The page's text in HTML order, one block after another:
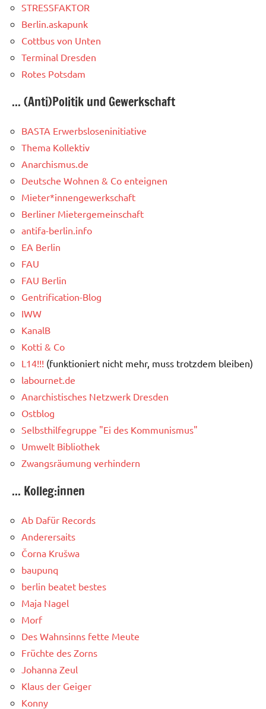
STRESSFAKTOR
Berlin.askapunk
Cottbus von Unten
Terminal Dresden
Rotes Potsdam
... (Anti)Politik und Gewerkschaft
BASTA Erwerbsloseninitiative
Thema Kollektiv
Anarchismus.de
Deutsche Wohnen & Co enteignen
Mieter*innengewerkschaft
Berliner Mietergemeinschaft
antifa-berlin.info
EA Berlin
FAU
FAU Berlin
Gentrification-Blog
IWW
KanalB
Kotti & Co
L14!!! (funktioniert nicht mehr, muss trotzdem bleiben)
labournet.de
Anarchistisches Netzwerk Dresden
Ostblog
Selbsthilfegruppe "Ei des Kommunismus"
Umwelt Bibliothek
Zwangsräumung verhindern
... Kolleg:innen
Ab Dafür Records
Anderersaits
Čorna Krušwa
baupunq
berlin beatet bestes
Maja Nagel
Morf
Des Wahnsinns fette Meute
Früchte des Zorns
Johanna Zeul
Klaus der Geiger
Konny